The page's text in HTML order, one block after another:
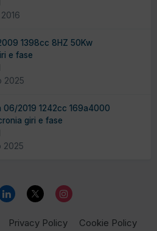
1398cc 8HZ 50Kw
e fase
2025
06/2019 1242cc 169a4000
giri e fase
2025
Privacy Policy
Cookie Policy